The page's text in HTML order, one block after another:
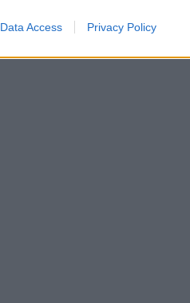
Data Access Privacy Policy